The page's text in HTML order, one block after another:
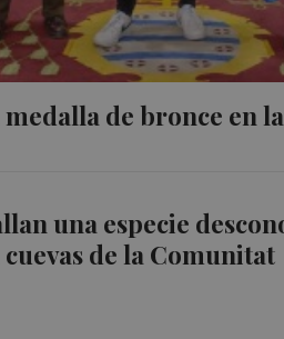
de bronce en
una especie
cuevas de la Comunitat